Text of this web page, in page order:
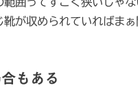
が収められていればまぁ
もある